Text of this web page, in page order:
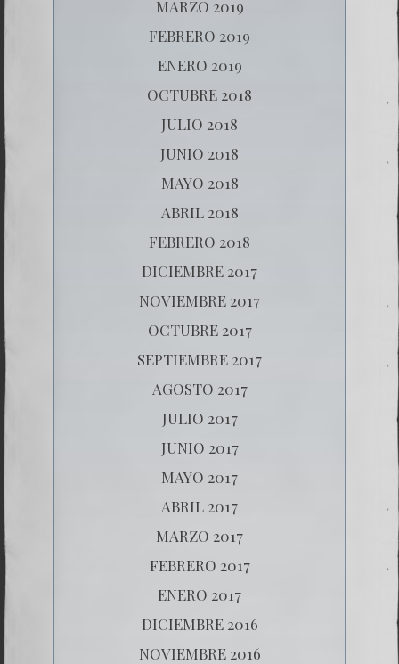
MARZO 2019
FEBRERO 2019
ENERO 2019
OCTUBRE 2018
JULIO 2018
JUNIO 2018
MAYO 2018
ABRIL 2018
FEBRERO 2018
DICIEMBRE 2017
NOVIEMBRE 2017
OCTUBRE 2017
SEPTIEMBRE 2017
AGOSTO 2017
JULIO 2017
JUNIO 2017
MAYO 2017
ABRIL 2017
MARZO 2017
FEBRERO 2017
ENERO 2017
DICIEMBRE 2016
NOVIEMBRE 2016